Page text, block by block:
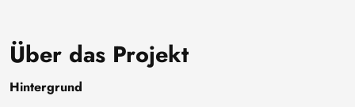
Über das Projekt
Hintergrund